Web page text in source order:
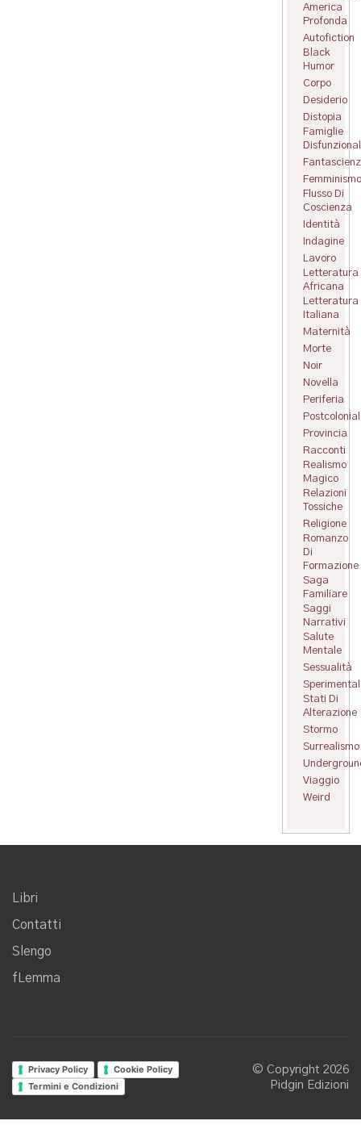
America
Profonda
Autofiction
Black
Humor
Corpo
Desiderio
Distopia
Famiglie
Femminismo
Flusso Di
Coscienza
Identità
Indagine
Lavoro
Letteratura
Africana
Letteratura
Italiana
Maternità
Morte
Noir
Novella
Periferia
Provincia
Racconti
Realismo
Magico
Relazioni
Tossiche
Religione
Romanzo
Di
Formazione
Saga
Familiare
Saggi
Narrativi
Salute
Mentale
Sessualità
Stati Di
Alterazione
Stormo
Surrealismo
Viaggio
Weird
Libri
Contatti
Slengo
fLemma
© Copyright 2026
Pidgin Edizioni
Privacy Policy
Cookie Policy
Termini e Condizioni